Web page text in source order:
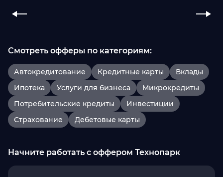
Смотреть офферы по категориям:
Автокредитование Кредитные карты
Вклады
Ипотека
Услуги для бизнеса
Микрокредиты
Потребительские кредиты
Инвестиции
Страхование
Дебетовые карты
Начните работать с оффером Технопарк